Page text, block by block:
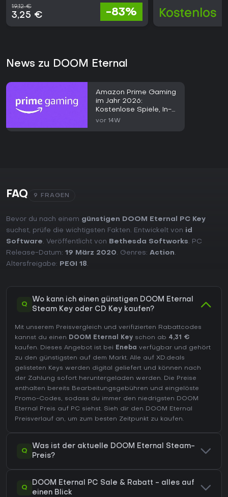
19,12 €
3,25 € -83% Kostenlos
News zu DOOM Eternal
Amazon Prime Gaming
im Jahr 2026:
Kostenlose Spiele, In-
Game-Items und
vor 14W
FAQ 9 FRAGEN
Bevor du nach einem günstigen DOOM Eternal PC Key
suchst, prüfe die wichtigsten Fakten. Entwickelt von id
Software. Veröffentlicht von Bethesda Softworks. PC
Release-Datum: 19 März 2020. Genres: Action.
Altersfreigabe:
PEGI 18.
Q
Wo kann ich einen günstigen DOOM Eternal
Steam Key oder CD Key kaufen?
Mit unserem Preisvergleich und verifizierten Rabattcodes
kannst du einen DOOM Eternal Key schon ab 4,31 €
kaufen. Dieses Angebot ist bei Eneba verfügbar und gehört
zu den günstigsten auf dem Markt. Alle auf XD.deals
gelisteten Keys werden digital geliefert und können nach
der Zahlung sofort heruntergeladen werden. Die Preise
enthalten bereits Bearbeitungsgebühren und eingelöste
Promo-Codes, sodass du immer den niedrigsten DOOM
Eternal Preis auf PC siehst. Sieh dir den DOOM Eternal
Preisverlauf an, um zum besten Zeitpunkt zu kaufen.
Q
Was ist der aktuelle DOOM Eternal Steam-
Preis?
Q
DOOM Eternal PC Sale & Rabatt - alles auf
einen Blick